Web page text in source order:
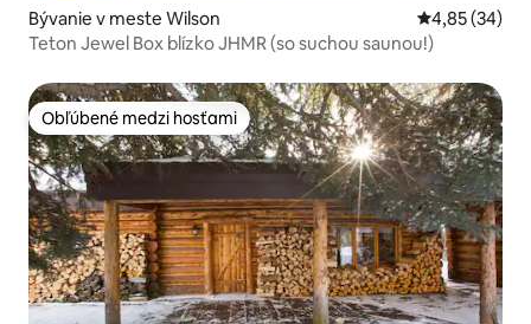
Bývanie v meste Wilson Priemerné
4,85 (34)
Teton Jewel Box blízko JHMR (so suchou saunou!)
Obľúbené medzi hosťami
Obľúbené medzi hosťami